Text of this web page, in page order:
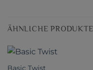
ÄHNLICHE PRODUKTE
Basic Twist